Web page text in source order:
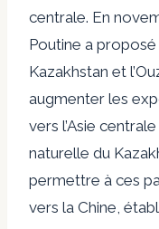
centrale. En
Poutine a
Kazakhstan et
augmenter les
vers l’Asie
naturelle du
permettre à ces
vers la Chine,